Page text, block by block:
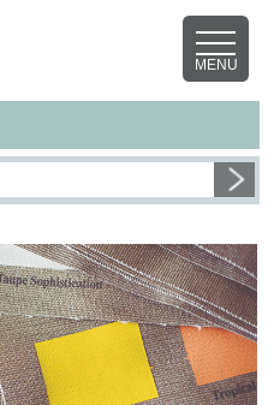
questo sito utilizza i cookies.
l’uso dei cookies. Per ulteriori
MENU